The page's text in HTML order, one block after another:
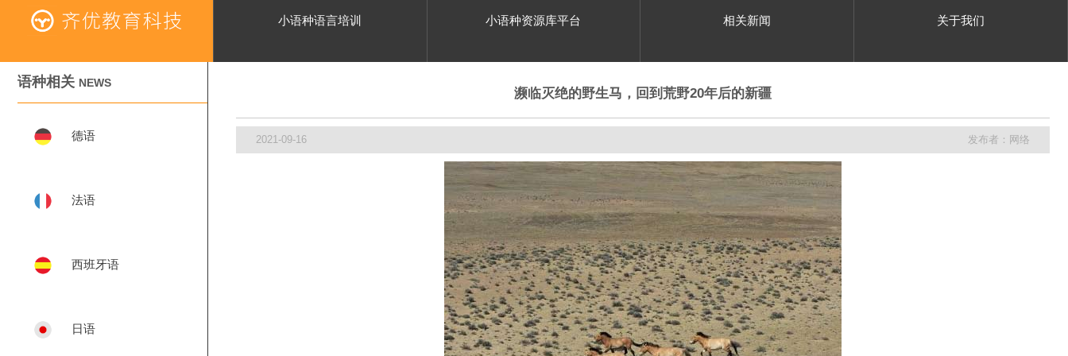
小语种语言培训 小语种资源库平台 相关新闻 关于我们
语种相关 NEWS
德语
法语
西班牙语
日语
濒临灭绝的野生马，回到荒野20年后的新疆
2021-09-16 发布者：网络